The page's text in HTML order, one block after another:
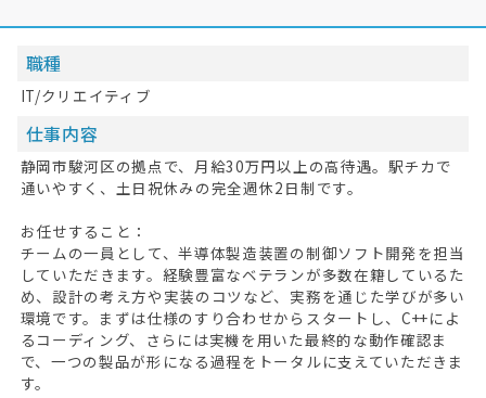
職種
IT/クリエイティブ
仕事内容
静岡市駿河区の拠点で、月給30万円以上の高待遇。駅チカで
通いやすく、土日祝休みの完全週休2日制です。
お任せすること：
チームの一員として、半導体製造装置の制御ソフト開発を担当
していただきます。経験豊富なベテランが多数在籍しているた
め、設計の考え方や実装のコツなど、実務を通じた学びが多い
環境です。まずは仕様のすり合わせからスタートし、C++によ
るコーディング、さらには実機を用いた最終的な動作確認ま
で、一つの製品が形になる過程をトータルに支えていただきま
す。